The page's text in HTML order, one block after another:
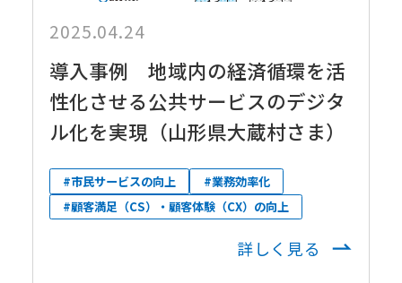
2025.04.24
導入事例 地域内の経済循環を活
性化させる公共サービスのデジタ
ル化を実現（山形県大蔵村さま）
#市民サービスの向上
#業務効率化
#顧客満足（CS）・顧客体験（CX）の向上
詳しく見る